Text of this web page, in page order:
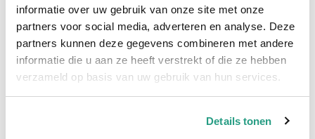
informatie over uw gebruik van onze site met onze
partners voor social media, adverteren en analyse. Deze
partners kunnen deze gegevens combineren met andere
informatie die u aan ze heeft verstrekt of die ze hebben
verzameld op basis van uw gebruik van hun services.
Details tonen
Maatvoering koppeling 1/2"
Materiaal RVS
Vragen? Neem dan nu contact op